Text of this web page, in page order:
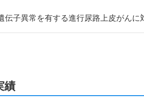
伝子異常を有する進行尿路上皮がん
績